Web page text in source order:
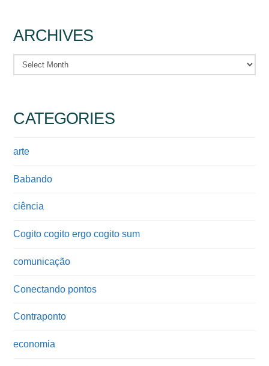
ARCHIVES
Archives
CATEGORIES
arte
Babando
ciência
Cogito cogito ergo cogito sum
comunicação
Conectando pontos
Contraponto
economia